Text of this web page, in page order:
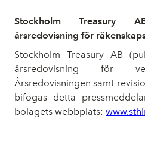
Stockholm Treasury
årsredovisning för
Stockholm Treasury AB
årsredovisning för
Årsredovisningen samt
bifogas detta
bolagets webbplats: